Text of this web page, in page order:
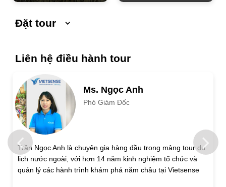
Đặt tour
Số người lớn
Trẻ em 1 đến 5 tuổi
Họ và tên
Địa chỉ liên hệ
Liên hệ điều hành tour
Ms. Ngọc Anh
Phó Giám Đốc
Trần Ngọc Anh là chuyên gia hàng đầu trong mảng tour du
lịch nước ngoài, với hơn 14 năm kinh nghiệm tổ chức và
quản lý các hành trình khám phá năm châu tại Vietsense